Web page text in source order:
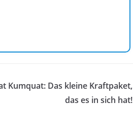
Kumquat: Das kleine Kraftpaket,
das es in sich hat!